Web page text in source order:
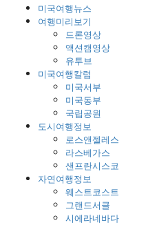
미국여행뉴스
여행미리보기
드론영상
액션캠영상
유투브
미국여행칼럼
미국서부
미국동부
국립공원
도시여행정보
로스앤젤레스
라스베가스
샌프란시스코
자연여행정보
웨스트코스트
그랜드서클
시에라네바다